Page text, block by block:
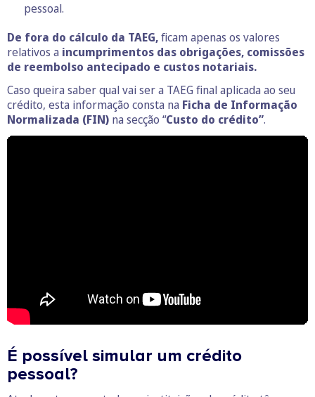
pessoal.
De fora do cálculo da TAEG,ficam apenas os valores
relativos a incumprimentos das obrigações, comissões
de reembolso antecipado e custos notariais.
Caso queira saber qual vai ser a TAEG final aplicada ao seu
crédito, esta informação consta na Ficha de Informação
Normalizada (FIN) na secção “Custo do crédito”.
É possível simular um crédito
pessoal?